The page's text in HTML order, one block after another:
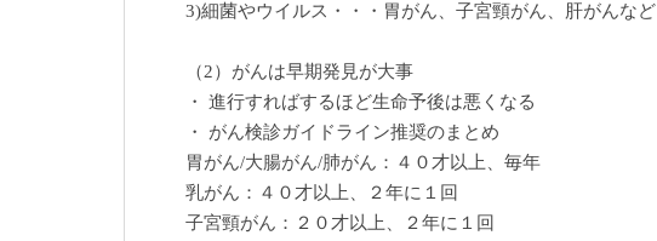
3)細菌やウイルス・・・胃がん、子宮頸がん、肝がんなど
（2）がんは早期発見が大事
・ 進行すればするほど生命予後は悪くなる
・ がん検診ガイドライン推奨のまとめ
胃がん/大腸がん/肺がん：４０才以上、毎年
乳がん：４０才以上、２年に１回
子宮頸がん：２０才以上、２年に１回